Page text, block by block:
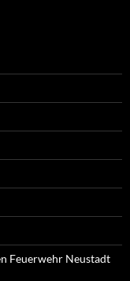
Feuerwehr Neustadt